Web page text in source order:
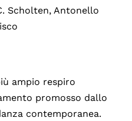
Scholten, Antonello
ampio respiro
promosso dallo
contemporanea.